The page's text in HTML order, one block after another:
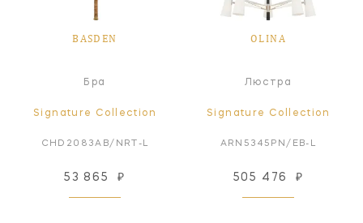
BASDEN
Бра
Signature Collection
CHD2083AB/NRT-L
53 865 ₽
OLINA
Люстра
Signature Collection
ARN5345PN/EB-L
505 476 ₽